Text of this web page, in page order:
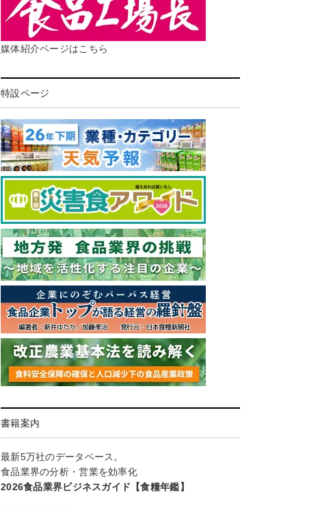
媒体紹介ページはこちら
特設ページ
書籍案内
最新5万社のデータベース。
食品業界の分析・営業を効率化
2026食品業界ビジネスガイド【食糧年鑑】